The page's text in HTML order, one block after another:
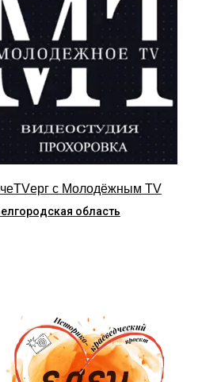
с Молодёжным TV
область